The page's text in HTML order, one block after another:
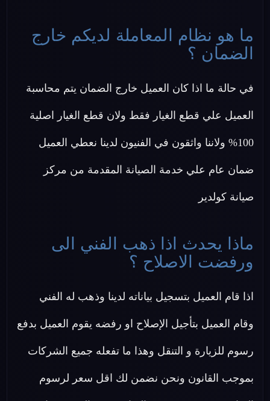
ما هو نظام المعاملة لديكم خارج
الضمان ؟
في حالة ما اذا كان العميل خارج الضمان يتم محاسبة
العميل علي قطع الغيار فقط ولان قطع الغيار اصلية
100% ولاننا واثقون في الفنيون لدينا نعطي العميل
ضمان عام علي خدمة الصيانة المقدمة من مركز
صيانة كولدير
ماذا يحدث اذا ذهب الفني الى
ورفضت الاصلاح ؟
اذا قام العميل بتسجيل بياناته لدينا وذهب له الفني
وقام العميل بتأجيل الإصلاح او رفضه يقوم العميل بدفع
رسوم للزيارة و التنقل وهذا ما تفعله جميع الشركات
بموجب القانون ونحن نضمن لك اقل سعر لرسوم